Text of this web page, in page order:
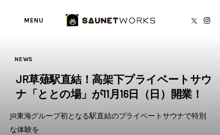
MENU
SAUNETWORKS編集部SAUNA TORECA
About us
writer’s blog
NEWS
JR草薙駅直結！高架下プライベートサウ
ナ「ととの場」が11月16日（日）開業！
JR東海グループ初となる駅直結のプライベートサウナで特別
な体験を